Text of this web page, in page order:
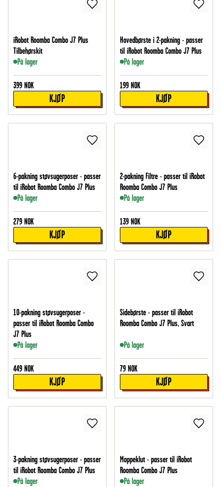
iRobot Roomba Combo J7 Plus
Tilbehørskit
På lager
399 NOK
KJØP
Hovedbørste i 2-pakning - passer
til iRobot Roomba Combo J7 Plus
På lager
199 NOK
KJØP
6-pakning støvsugerposer - passer
til iRobot Roomba Combo J7 Plus
På lager
279 NOK
KJØP
2-pakning Filtre - passer til iRobot
Roomba Combo J7 Plus
På lager
139 NOK
KJØP
10-pakning støvsugerposer -
passer til iRobot Roomba Combo
J7 Plus
På lager
449 NOK
KJØP
Sidebørste - passer til iRobot
Roomba Combo J7 Plus, Svart
På lager
79 NOK
KJØP
3-pakning støvsugerposer - passer
til iRobot Roomba Combo J7 Plus
På lager
Moppeklut - passer til iRobot
Roomba Combo J7 Plus
På lager